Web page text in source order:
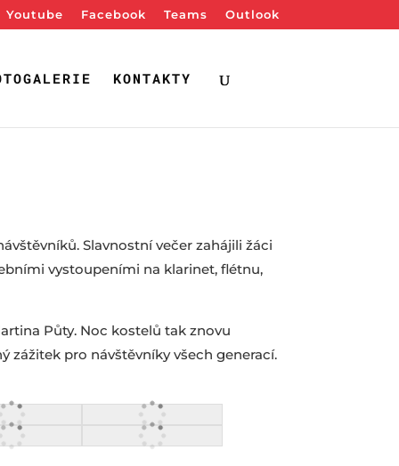
Youtube Facebook Teams Outlook
KONTAKTY
Slavnostní večer zahájili žáci
vystoupeními na klarinet, flétnu,
Půty. Noc kostelů tak znovu
zážitek pro návštěvníky všech generací.